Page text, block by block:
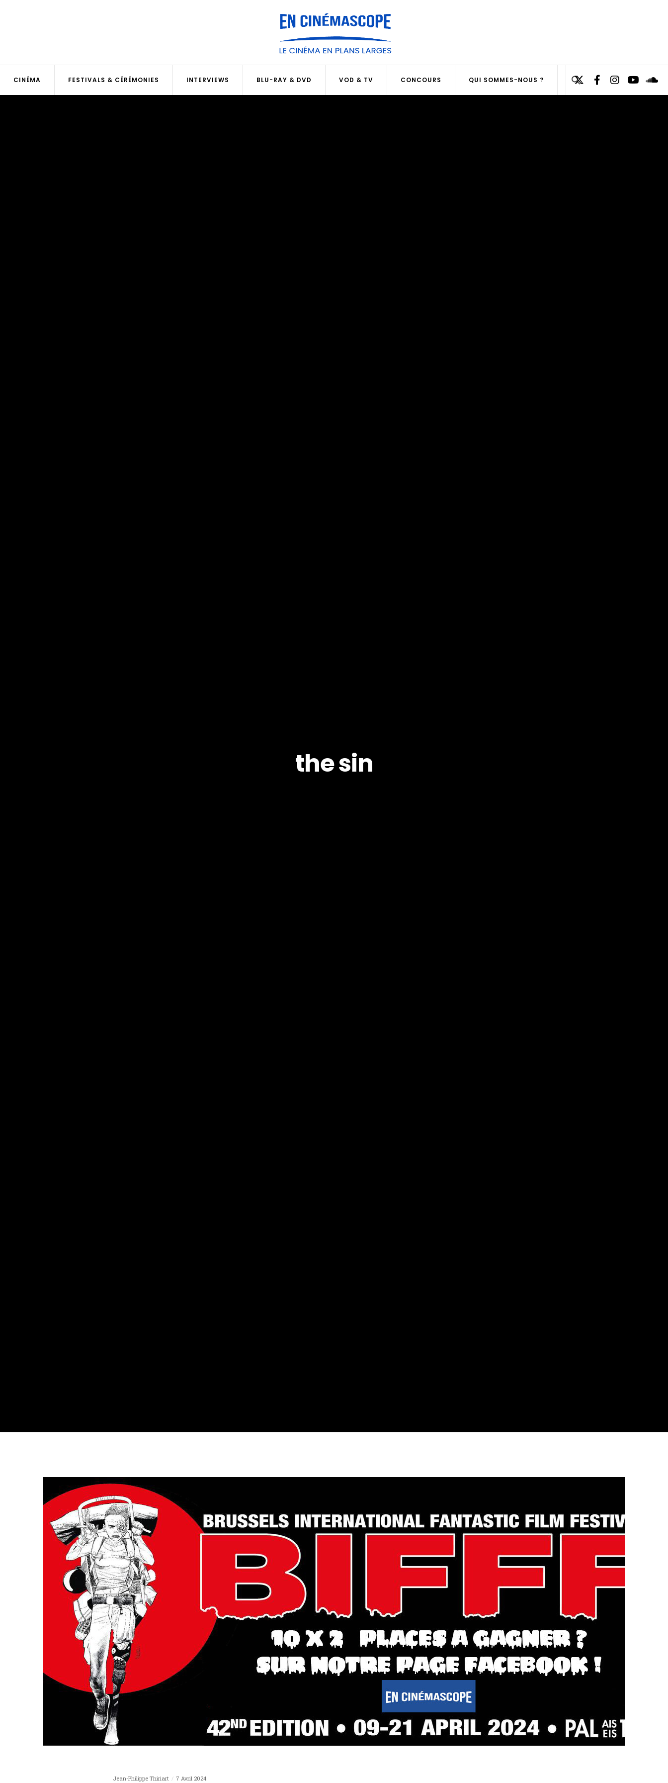
CINÉMA FESTIVALS & CÉRÉMONIES INTERVIEWS BLU-RAY & DVD VOD & TV CONCOURS QUI SOMMES-NOUS ? Search
for:
the sin
Jean-Philippe Thiriart 7 Avril 2024